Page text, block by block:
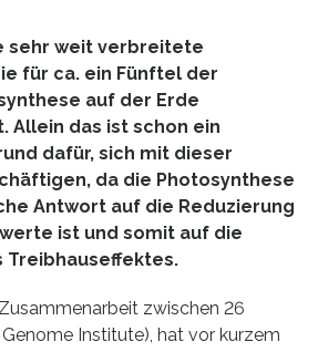
sehr weit verbreitete
für ca. ein Fünftel der
auf der Erde
Allein das ist schon ein
dafür, sich mit dieser
da die Photosynthese
Antwort auf die Reduzierung
ist und somit auf die
Treibhauseffektes.
zwischen 26
Institute), hat vor kurzem